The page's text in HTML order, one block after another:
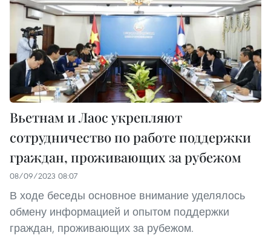
Вьетнам и Лаос укрепляют
сотрудничество по работе поддержки
граждан, проживающих за рубежом
08/09/2023 08:07
В ходе беседы основное внимание уделялось
обмену информацией и опытом поддержки
граждан, проживающих за рубежом.